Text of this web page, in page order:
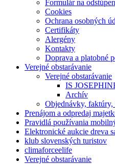
Formulár na
Cookies
Ochrana osobných
Certifikáty
Alergény
Kontakty
Doprava a platobné
Verejné obstarávanie
Verejné obstarávanie
IS
Archív
Objednávky,
Prenájom a odpredaj
Pravidlá používania
Elektronické aukcie dreva
klub slovenských turistov
climaforceelife
Verejné obstarávanie